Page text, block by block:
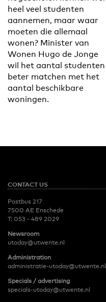
heel veel studenten
aannemen, maar waar
moeten die allemaal
wonen? Minister van
Wonen Hugo de Jonge
wil het aantal studenten
beter matchen met het
aantal beschikbare
woningen.
CONTACT US
Postbus 217
7500 AE Enschede
T: 053 - 489 2029
Newsroom
utoday@utwente.nl
Administration
administratie-utoday@utwente.nl
Specials / advertising
specials-utoday@utwente.nl